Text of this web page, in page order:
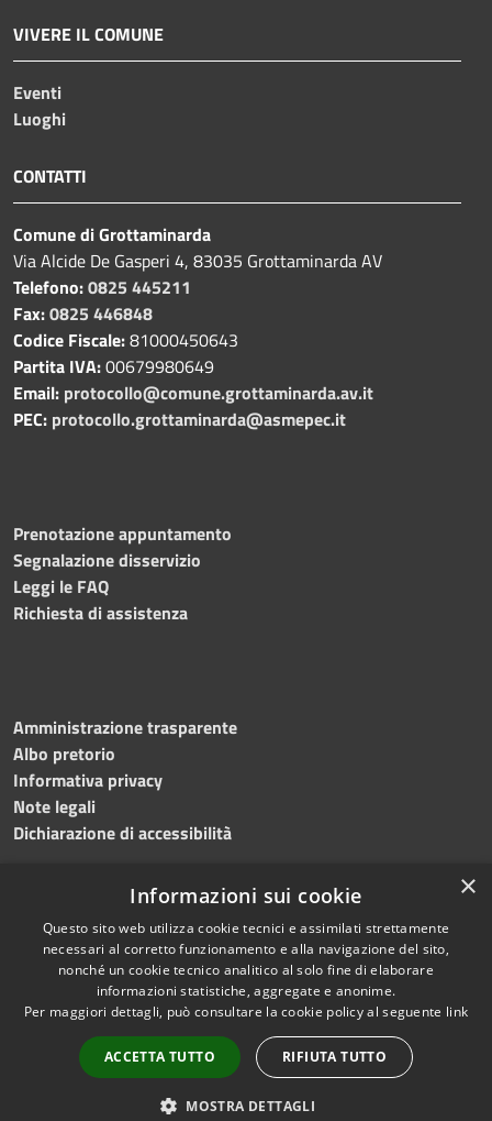
VIVERE IL COMUNE
Eventi
Luoghi
CONTATTI
Comune di Grottaminarda
Via Alcide De Gasperi 4, 83035 Grottaminarda AV
Telefono:0825 445211
Fax:0825 446848
Codice Fiscale:81000450643
Partita IVA:00679980649
Email: protocollo@comune.grottaminarda.av.it
PEC: protocollo.grottaminarda@asmepec.it
Prenotazione appuntamento
Segnalazione disservizio
Leggi le FAQ
Richiesta di assistenza
Amministrazione trasparente
Albo pretorio
Informativa privacy
Note legali
Dichiarazione di accessibilità
RSS
Accessibilità
Cookie
Mappa del sito
Numeri utili
Copyright © 2024 •
Comune diGrottaminarda
• Powered byMunicipium
•Redazione
×
Informazioni sui cookie
Questo sito web utilizza cookie tecnici e assimilati strettamente
necessari al corretto funzionamento e alla navigazione del sito,
nonché un cookie tecnico analitico al solo fine di elaborare
informazioni statistiche, aggregate e anonime.
Per maggiori dettagli, può consultare la cookie policy al seguente link
ACCETTA TUTTO RIFIUTA TUTTO
MOSTRA DETTAGLI